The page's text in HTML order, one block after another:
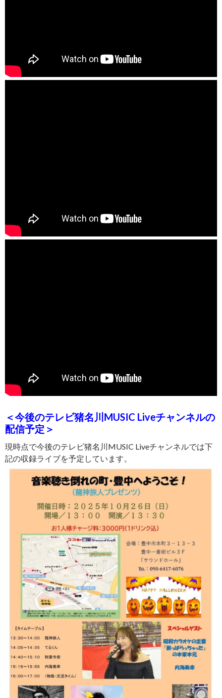
＜今後のテレビ猪名川MUSIC Liveチャンネルの
配信予定＞
現時点で今後のテレビ猪名川MUSIC Liveチャンネルでは下
記の収録ライブを予定しています。